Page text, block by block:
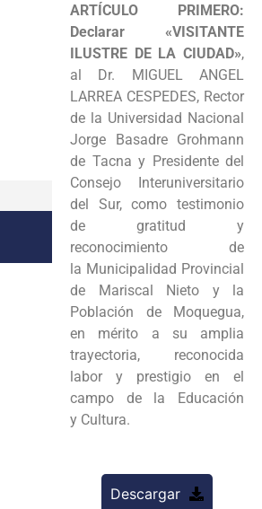
Programas
Intranet
ARTÍCULO PRIMERO:
Declarar «VISITANTE
ILUSTRE DE LA CIUDAD»,
al Dr. MIGUEL ANGEL
LARREA CESPEDES, Rector
de la Universidad Nacional
Jorge Basadre Grohmann
de Tacna y Presidente del
Consejo Interuniversitario
del Sur, como testimonio
de gratitud y
reconocimiento de
la Municipalidad Provincial
de Mariscal Nieto y la
Población de Moquegua,
en mérito a su amplia
trayectoria, reconocida
labor y prestigio en el
campo de la Educación
y Cultura.
Descargar